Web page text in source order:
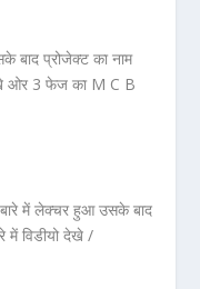
बाद प्रोजेक्ट का नाम
ओर 3 फेज का M C B
में लेक्चर हुआ उसके बाद
में विडीयो देखे /